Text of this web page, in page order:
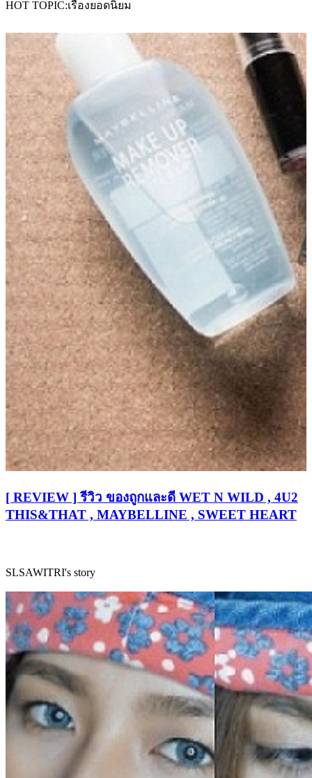
HOT TOPIC เรื่องยอดนิยม
[ REVIEW ] รีวิว ของถูกและดี WET N WILD , 4U2
THIS&THAT , MAYBELLINE , SWEET HEART
SLSAWITRI's story